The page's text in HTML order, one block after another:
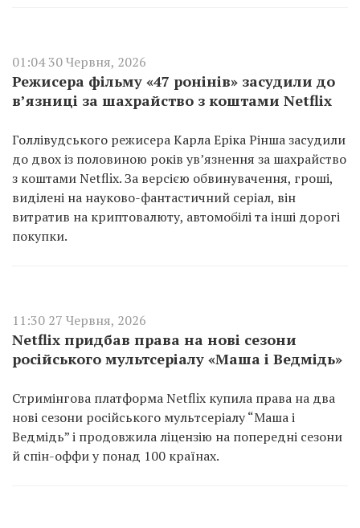
01:04 30 Червня, 2026
Режисера фільму «47 ронінів» засудили до
в’язниці за шахрайство з коштами Netflix
Голлівудського режисера Карла Еріка Рінша засудили
до двох із половиною років ув’язнення за шахрайство
з коштами Netflix. За версією обвинувачення, гроші,
виділені на науково-фантастичний серіал, він
витратив на криптовалюту, автомобілі та інші дорогі
покупки.
11:30 27 Червня, 2026
Netflix придбав права на нові сезони
російського мультсеріалу «Маша і Ведмідь»
Стримінгова платформа Netflix купила права на два
нові сезони російського мультсеріалу “Маша і
Ведмідь” і продовжила ліцензію на попередні сезони
й спін-оффи у понад 100 країнах.